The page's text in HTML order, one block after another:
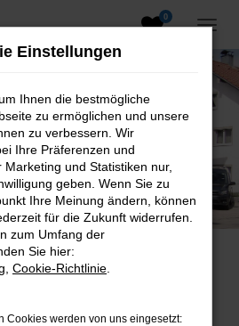
0
Gebrauchtwagen
Audi & Skoda
Fahrzeugsuche
Einstellungen
Ihnen die bestmögliche
zu ermöglichen und unsere
zu verbessern. Wir
Ihre Präferenzen und
und Statistiken nur,
geben. Wenn Sie zu
Ihre Meinung ändern, können
für die Zukunft widerrufen.
zum Umfang der
Sie hier:
Cookie-Richtlinie
Cookies werden von uns eingesetzt: